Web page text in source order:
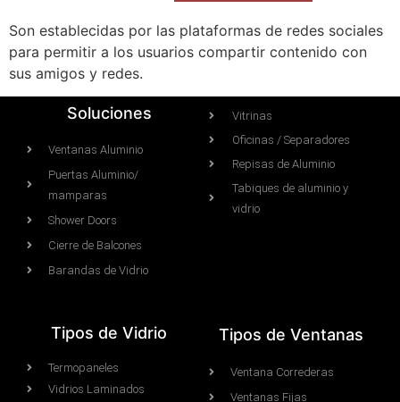
Son establecidas por las plataformas de redes sociales
para permitir a los usuarios compartir contenido con
sus amigos y redes.
Soluciones
Ventanas Aluminio
Puertas Aluminio/
mamparas
Shower Doors
Cierre de Balcones
Barandas de Vidrio
Vitrinas
Oficinas / Separadores
Repisas de Aluminio
Tabiques de aluminio y
vidrio
Tipos de Vidrio
Termopaneles
Vidrios Laminados
Tipos de Ventanas
Ventana Correderas
Ventanas Fijas